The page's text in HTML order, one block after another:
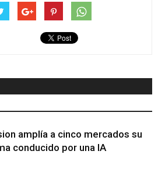
amplía a cinco mercados su
conducido por una IA